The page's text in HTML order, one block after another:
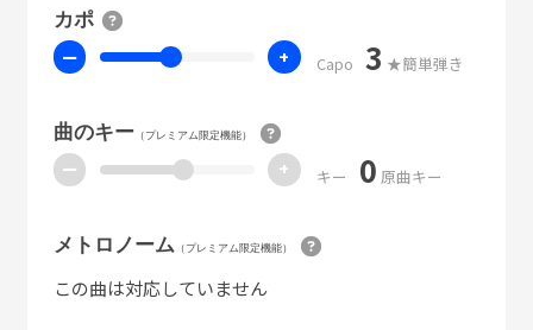
カポ
ー + Capo 3 ★簡単弾き
曲のキー（プレミアム限定機能）
ー + キー 0 原曲キー
メトロノーム （プレミアム限定機能）
この曲は対応していません